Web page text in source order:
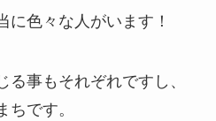
に色々な人がいます！
事もそれぞれですし、
ちです。